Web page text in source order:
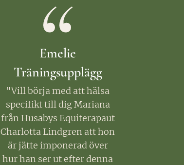
Emelie
Träningsupplägg
"Vill börja med att hälsa
specifikt till dig Mariana
från Husabys Equiterapaut
Charlotta Lindgren att hon
är jätte imponerad över
hur han ser ut efter denna